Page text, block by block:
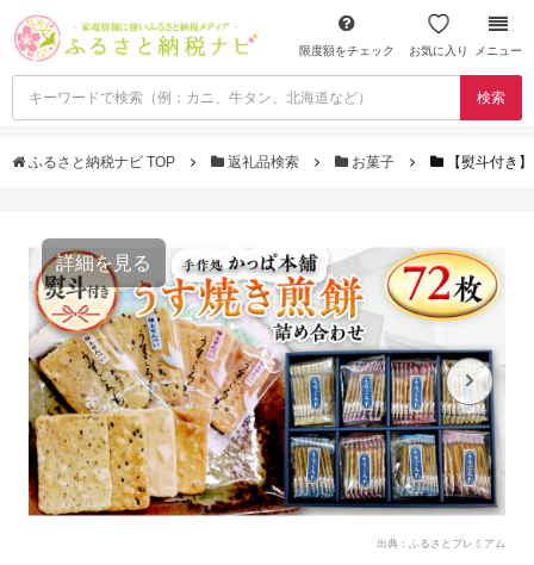
限度額をチェック お気に入り メニュー
検索
ふるさと納税ナビ TOP 返礼品検索 お菓子 【熨斗付き
詳細を見る
出典：ふるさとプレミアム